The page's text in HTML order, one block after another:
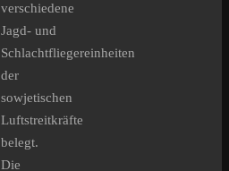
verschiedene
Jagd- und
Schlachtfliegereinheiten
der
sowjetischen
Luftstreitkräfte
belegt.
Die